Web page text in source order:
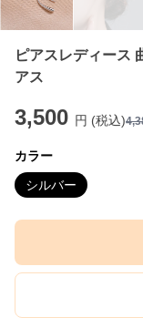
ピアスレディース
アス
3,500 円 (税込)
カラー
シルバー